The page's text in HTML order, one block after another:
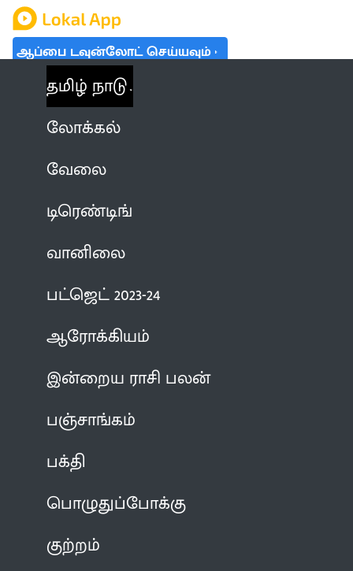
ஆப்பை டவுன்லோட் செய்யவும்
தமிழ் நாடு
லோக்கல்
வேலை
டிரெண்டிங்
வானிலை
பட்ஜெட் 2023-24
ஆரோக்கியம்
இன்றைய ராசி பலன்
பஞ்சாங்கம்
பக்தி
பொழுதுப்போக்கு
குற்றம்